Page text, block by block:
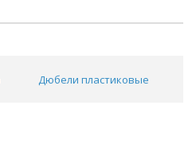
Дюбели пластиковые